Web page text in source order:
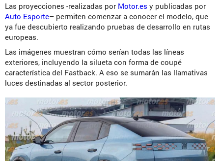
Las proyecciones -realizadas por Motor.es y publicadas por
Auto Esporte– permiten comenzar a conocer el modelo, que
ya fue descubierto realizando pruebas de desarrollo en rutas
europeas.
Las imágenes muestran cómo serían todas las líneas
exteriores, incluyendo la silueta con forma de coupé
característica del Fastback. A eso se sumarán las llamativas
luces destinadas al sector posterior.